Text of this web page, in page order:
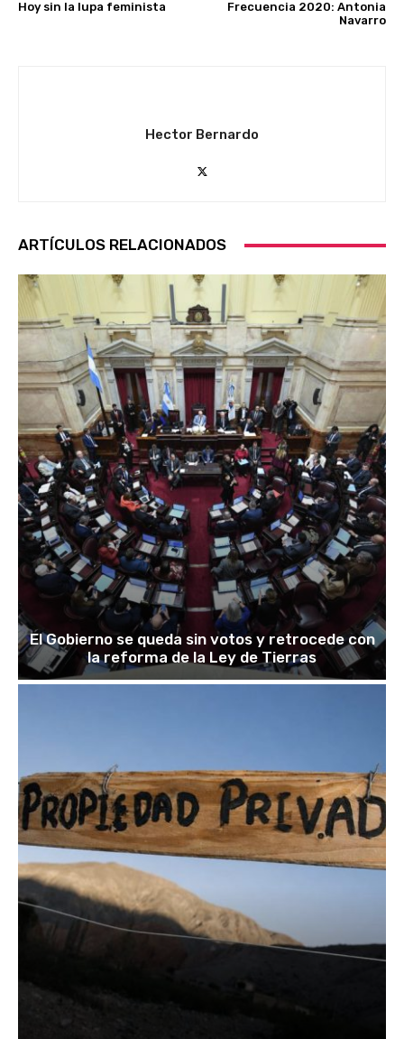
Hoy sin la lupa feminista
Frecuencia 2020: Antonia
Navarro
Hector Bernardo
ARTÍCULOS RELACIONADOS
El Gobierno se queda sin votos y retrocede con
la reforma de la Ley de Tierras